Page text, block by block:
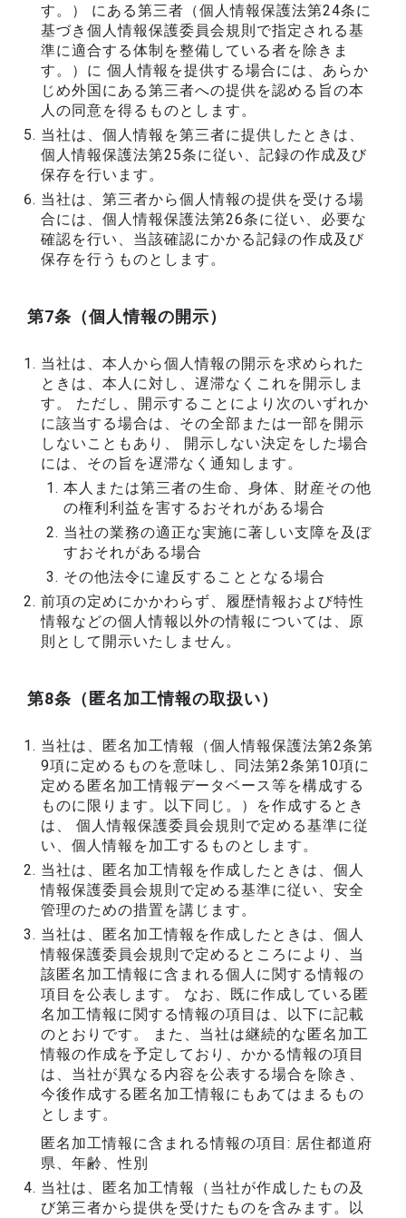
す。） にある第三者（個人情報保護法第24条に
基づき個人情報保護委員会規則で指定される基
準に適合する体制を整備している者を除きま
す。）に 個人情報を提供する場合には、あらか
じめ外国にある第三者への提供を認める旨の本
人の同意を得るものとします。
当社は、個人情報を第三者に提供したときは、
個人情報保護法第25条に従い、記録の作成及び
保存を行います。
当社は、第三者から個人情報の提供を受ける場
合には、個人情報保護法第26条に従い、必要な
確認を行い、当該確認にかかる記録の作成及び
保存を行うものとします。
第7条（個人情報の開示）
当社は、本人から個人情報の開示を求められた
ときは、本人に対し、遅滞なくこれを開示しま
す。 ただし、開示することにより次のいずれか
に該当する場合は、その全部または一部を開示
しないこともあり、 開示しない決定をした場合
には、その旨を遅滞なく通知します。
本人または第三者の生命、身体、財産その他
の権利利益を害するおそれがある場合
当社の業務の適正な実施に著しい支障を及ぼ
すおそれがある場合
その他法令に違反することとなる場合
前項の定めにかかわらず、履歴情報および特性
情報などの個人情報以外の情報については、原
則として開示いたしません。
第8条（匿名加工情報の取扱い）
当社は、匿名加工情報（個人情報保護法第2条第
9項に定めるものを意味し、同法第2条第10項に
定める匿名加工情報データベース等を構成する
ものに限ります。以下同じ。）を作成するとき
は、 個人情報保護委員会規則で定める基準に従
い、個人情報を加工するものとします。
当社は、匿名加工情報を作成したときは、個人
情報保護委員会規則で定める基準に従い、安全
管理のための措置を講じます。
当社は、匿名加工情報を作成したときは、個人
情報保護委員会規則で定めるところにより、当
該匿名加工情報に含まれる個人に関する情報の
項目を公表します。 なお、既に作成している匿
名加工情報に関する情報の項目は、以下に記載
のとおりです。 また、当社は継続的な匿名加工
情報の作成を予定しており、かかる情報の項目
は、当社が異なる内容を公表する場合を除き、
今後作成する匿名加工情報にもあてはまるもの
とします。
匿名加工情報に含まれる情報の項目: 居住都道府
県、年齢、性別
当社は、匿名加工情報（当社が作成したもの及
び第三者から提供を受けたものを含みます。以